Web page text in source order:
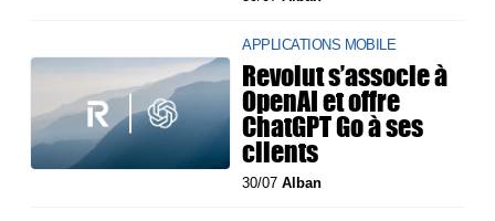
APPLICATIONS MOBILE
Revolut s’associe à
OpenAI et offre
ChatGPT Go à ses
clients
30/07Alban